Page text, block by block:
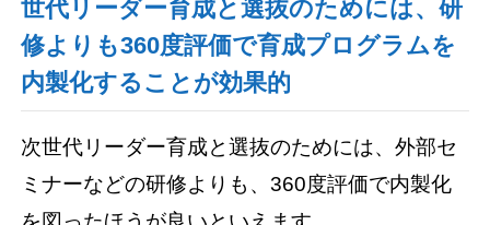
世代リーダー育成と選抜のためには、研
修よりも360度評価で育成プログラムを
内製化することが効果的
次世代リーダー育成と選抜のためには、外部セ
ミナーなどの研修よりも、360度評価で内製化